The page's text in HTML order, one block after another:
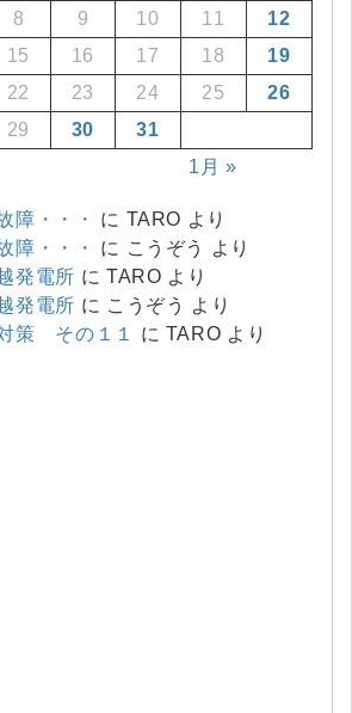
1月 »
8 9 10 11
12
15 16 17 18
19
22 23 24 25
26
29 30 31
障・・・
に TARO より
障・・・
に こうぞう
より
発電所 に TARO より
発電所 に こうぞう
より
策 その１１
に TARO より